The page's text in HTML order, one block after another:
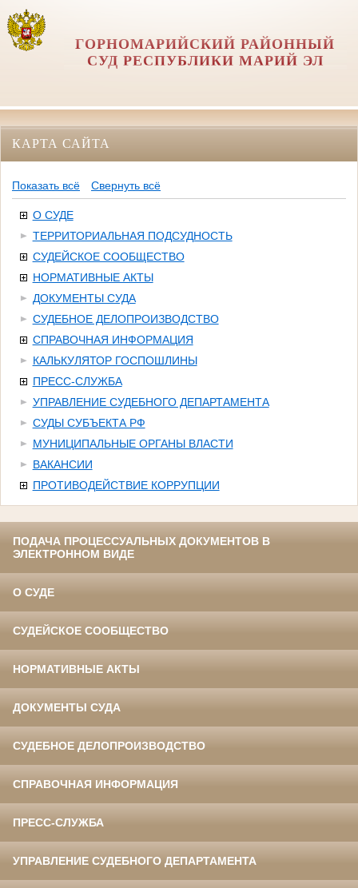
ГОРНОМАРИЙСКИЙ РАЙОННЫЙ
СУД РЕСПУБЛИКИ МАРИЙ ЭЛ
КАРТА САЙТА
Показать всё Свернуть всё
О СУДЕ
ТЕРРИТОРИАЛЬНАЯ ПОДСУДНОСТЬ
СУДЕЙСКОЕ СООБЩЕСТВО
НОРМАТИВНЫЕ АКТЫ
ДОКУМЕНТЫ СУДА
СУДЕБНОЕ ДЕЛОПРОИЗВОДСТВО
СПРАВОЧНАЯ ИНФОРМАЦИЯ
КАЛЬКУЛЯТОР ГОСПОШЛИНЫ
ПРЕСС-СЛУЖБА
УПРАВЛЕНИЕ СУДЕБНОГО ДЕПАРТАМЕНТА
СУДЫ СУБЪЕКТА РФ
МУНИЦИПАЛЬНЫЕ ОРГАНЫ ВЛАСТИ
ВАКАНСИИ
ПРОТИВОДЕЙСТВИЕ КОРРУПЦИИ
ПОДАЧА ПРОЦЕССУАЛЬНЫХ ДОКУМЕНТОВ В
ЭЛЕКТРОННОМ ВИДЕ
О СУДЕ
СУДЕЙСКОЕ СООБЩЕСТВО
НОРМАТИВНЫЕ АКТЫ
ДОКУМЕНТЫ СУДА
СУДЕБНОЕ ДЕЛОПРОИЗВОДСТВО
СПРАВОЧНАЯ ИНФОРМАЦИЯ
ПРЕСС-СЛУЖБА
УПРАВЛЕНИЕ СУДЕБНОГО ДЕПАРТАМЕНТА